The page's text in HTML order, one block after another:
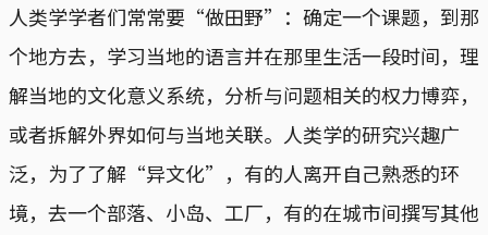
人类学学者们常常要“做田野”：确定一个课题，到那
个地方去，学习当地的语言并在那里生活一段时间，理
解当地的文化意义系统，分析与问题相关的权力博弈，
或者拆解外界如何与当地关联。人类学的研究兴趣广
泛，为了了解“异文化”，有的人离开自己熟悉的环
境，去一个部落、小岛、工厂，有的在城市间撰写其他